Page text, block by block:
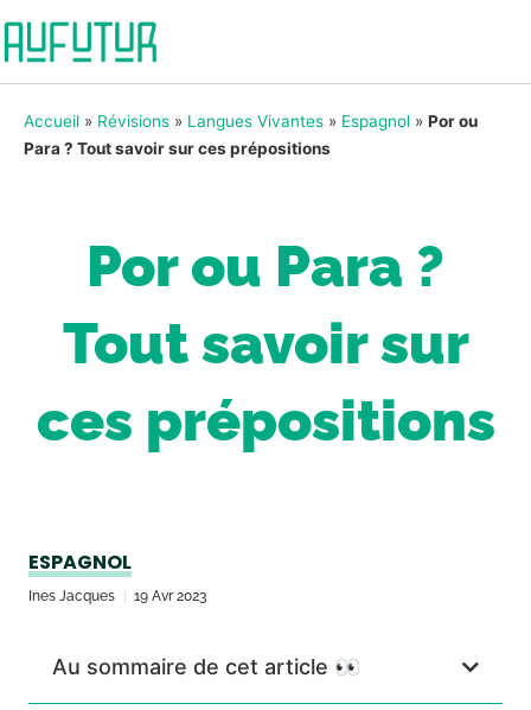
Accueil » Révisions » Langues Vivantes » Espagnol » Por ou
Para ? Tout savoir sur ces prépositions
Por ou Para ?
Tout savoir sur
ces prépositions
ESPAGNOL
Ines Jacques 19 Avr 2023
Au sommaire de cet article 👀